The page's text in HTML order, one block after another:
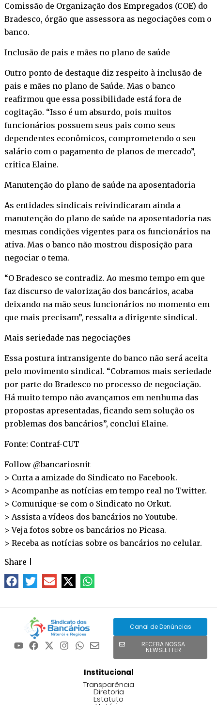
Comissão de Organização dos Empregados (COE) do
Bradesco, órgão que assessora as negociações com o
banco.
Inclusão de pais e mães no plano de saúde
Outro ponto de destaque diz respeito à inclusão de
pais e mães no plano de Saúde. Mas o banco
reafirmou que essa possibilidade está fora de
cogitação. “Isso é um absurdo, pois muitos
funcionários possuem seus pais como seus
dependentes econômicos, comprometendo o seu
salário com o pagamento de planos de mercado”,
critica Elaine.
Manutenção do plano de saúde na aposentadoria
As entidades sindicais reivindicaram ainda a
manutenção do plano de saúde na aposentadoria nas
mesmas condições vigentes para os funcionários na
ativa. Mas o banco não mostrou disposição para
negociar o tema.
“O Bradesco se contradiz. Ao mesmo tempo em que
faz discurso de valorização dos bancários, acaba
deixando na mão seus funcionários no momento em
que mais precisam”, ressalta a dirigente sindical.
Mais seriedade nas negociações
Essa postura intransigente do banco não será aceita
pelo movimento sindical. “Cobramos mais seriedade
por parte do Bradesco no processo de negociação.
Há muito tempo não avançamos em nenhuma das
propostas apresentadas, ficando sem solução os
problemas dos bancários”, conclui Elaine.
Fonte: Contraf-CUT
Follow @bancariosnit
> Curta a amizade do Sindicato no Facebook.
> Acompanhe as notícias em tempo real no Twitter.
> Comunique-se com o Sindicato no Orkut.
> Assista a vídeos dos bancários noYoutube.
> Veja fotos sobre os bancários no Picasa.
> Receba as notícias sobre os bancários no celular.
Share
Canal de Denúncias
RECEBA NOSSA
NEWSLETTER
Institucional
Transparência
Diretoria
Estatuto